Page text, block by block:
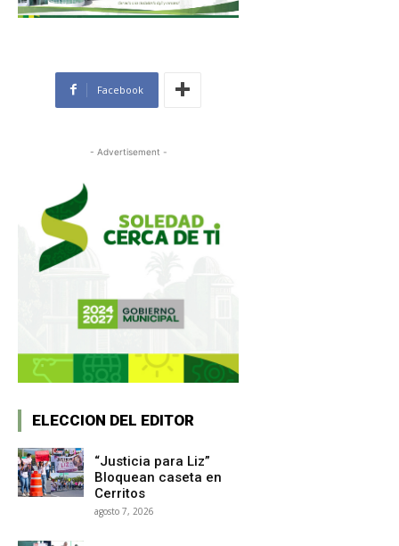
Facebook
- Advertisement -
ELECCION DEL EDITOR
“Justicia para Liz”
Bloquean caseta en
Cerritos
agosto 7, 2026